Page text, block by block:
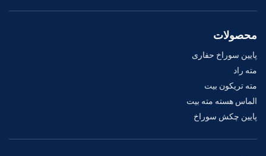
محصولات
پایین سوراخ حفاری
مته راد
مته تریکون بیت
الماس هسته مته بیت
پایین چکش سوراخ